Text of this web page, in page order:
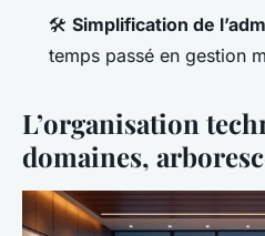
🛠️ Simplification de
temps passé en gestion
L’organisation
domaines,